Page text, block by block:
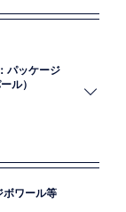
上の事業を対象
実施しています。
ーク「送変電網緊
担当しています。
パッケージ
ル）
上の事業を対象
ボワール等